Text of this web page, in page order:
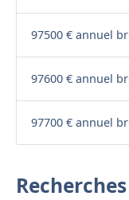
97500 € annuel
97600 € annuel
97700 € annuel